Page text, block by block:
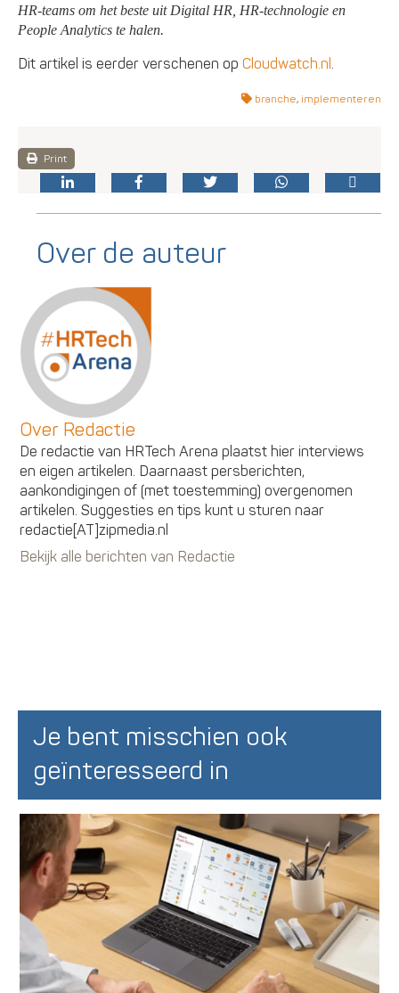
HR-teams om het beste uit Digital HR, HR-technologie en
People Analytics te halen.
Dit artikel is eerder verschenen opCloudwatch.nl.
branche, implementeren
Print
Over de auteur
Over Redactie
De redactie van HRTech Arena plaatst hier interviews
en eigen artikelen. Daarnaast persberichten,
aankondigingen of (met toestemming) overgenomen
artikelen. Suggesties en tips kunt u sturen naar
redactie[AT]zipmedia.nl
Bekijk alle berichten van Redactie
Je bent misschien ook
geïnteresseerd in